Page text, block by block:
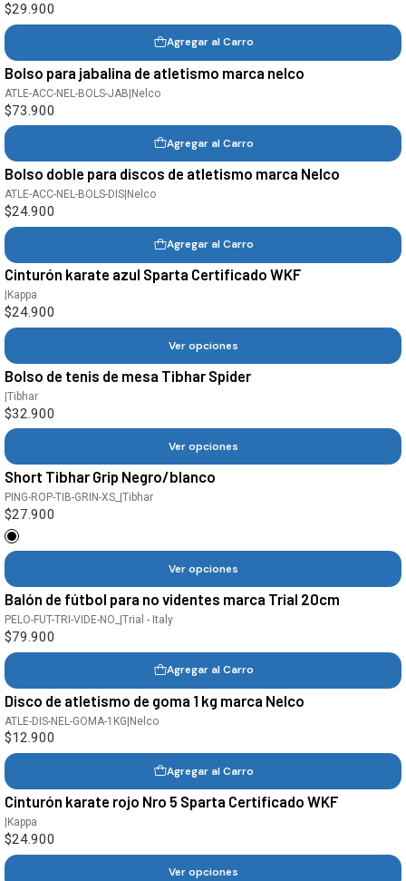
$29.900
Agregar al Carro
Bolso para jabalina de atletismo marca nelco
ATLE-ACC-NEL-BOLS-JAB|Nelco
$73.900
Agregar al Carro
Bolso doble para discos de atletismo marca Nelco
ATLE-ACC-NEL-BOLS-DIS Nelco
$24.900
Agregar al Carro
Cinturón karate azul Sparta Certificado WKF
Kappa
$24.900
Ver opciones
Bolso de tenis de mesa Tibhar Spider
|Tibhar
$32.900
Ver opciones
Short Tibhar Grip Negro/blanco
PING-ROP-TIB-GRIN-XS_ |Tibhar
$27.900
Ver opciones
Balón de fútbol para no videntes marca Trial 20cm
PELO-FUT-TRI-VIDE-NO_ |Trial - Italy
$79.900
Agregar al Carro
Disco de atletismo de goma 1 kg marca Nelco
ATLE-DIS-NEL-GOMA-1KG|Nelco
$12.900
Agregar al Carro
Cinturón karate rojo Nro 5 Sparta Certificado WKF
|Kappa
$24.900
Ver opciones